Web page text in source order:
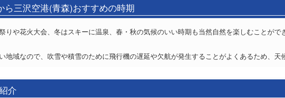
ら三沢空港(青森)おすすめの時期
りや花火大会、冬はスキーに温泉、春・秋の気候のいい時期も当然自然を楽しむことがで
地域なので、吹雪や積雪のために飛行機の遅延や欠航が発生することがよくあるため、天
介